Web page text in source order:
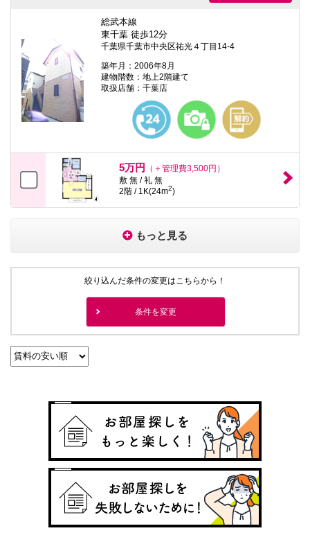
総武本線
東千葉 徒歩12分
千葉県千葉市中央区祐光４丁目14-4
築年月：2006年8月
建物階数：地上2階建て
取扱店舗：千葉店
5万円
（＋管理費3,500円）
敷 無 / 礼 無
2階 / 1K(24m2)
もっと見る
絞り込んだ条件の変更はこちらから！
条件を変更